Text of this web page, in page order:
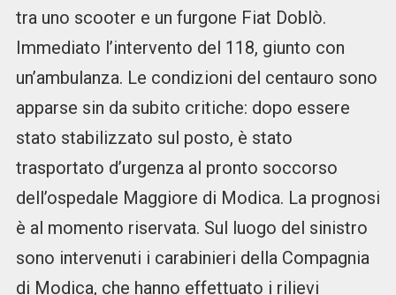
tra uno scooter e un furgone Fiat Doblò.
Immediato l’intervento del 118, giunto con
un’ambulanza. Le condizioni del centauro sono
apparse sin da subito critiche: dopo essere
stato stabilizzato sul posto, è stato
trasportato d’urgenza al pronto soccorso
dell’ospedale Maggiore di Modica. La prognosi
è al momento riservata. Sul luogo del sinistro
sono intervenuti i carabinieri della Compagnia
di Modica, che hanno effettuato i rilievi